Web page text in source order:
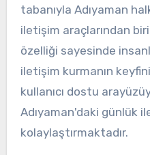
tabanıyla Adıyaman
iletişim araçlarından
özelliği sayesinde
iletişim kurmanın
kullanıcı dostu
Adıyaman'daki günlük
kolaylaştırmaktadır.